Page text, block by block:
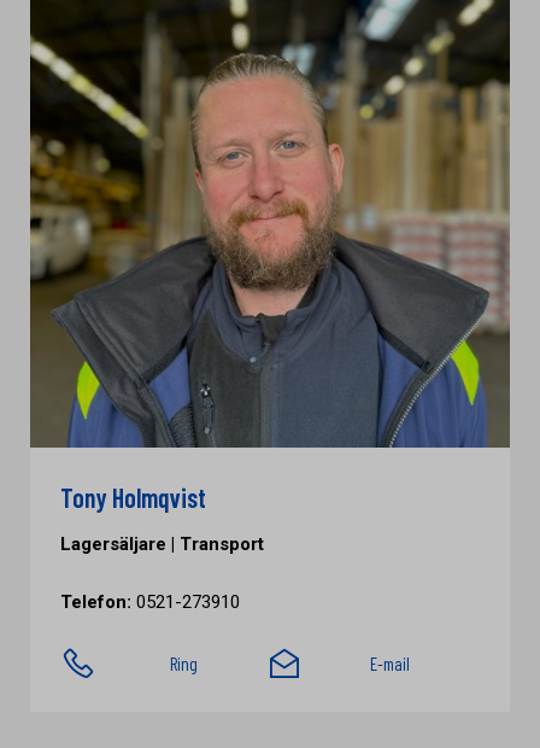
Tony Holmqvist
Lagersäljare | Transport
Telefon: 0521-273910
Ring E-mail